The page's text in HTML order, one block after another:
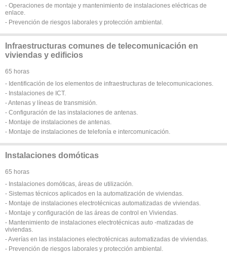
- Operaciones de montaje y mantenimiento de instalaciones eléctricas de
enlace.
- Prevención de riesgos laborales y protección ambiental.
Infraestructuras comunes de telecomunicación en
viviendas y edificios
65 horas
- Identificación de los elementos de infraestructuras de telecomunicaciones.
- Instalaciones de ICT.
- Antenas y líneas de transmisión.
- Configuración de las instalaciones de antenas.
- Montaje de instalaciones de antenas.
- Montaje de instalaciones de telefonía e intercomunicación.
Instalaciones domóticas
65 horas
- Instalaciones domóticas, áreas de utilización.
- Sistemas técnicos aplicados en la automatización de viviendas.
- Montaje de instalaciones electrotécnicas automatizadas de viviendas.
- Montaje y configuración de las áreas de control en Viviendas.
- Mantenimiento de instalaciones electrotécnicas auto -matizadas de
viviendas.
- Averías en las instalaciones electrotécnicas automatizadas de viviendas.
- Prevención de riesgos laborales y protección ambiental.